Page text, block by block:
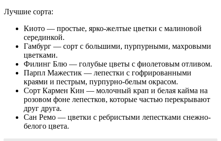
Лучшие сорта:
Киото — простые, ярко-желтые цветки с малиновой
серединкой.
Гамбург — сорт с большими, пурпурными, махровыми
цветками.
Филинг Блю — голубые цветы с фиолетовым отливом.
Парпл Мажестик — лепестки с гофрированными
краями и пестрым, пурпурно-белым окрасом.
Сорт Кармен Кин — молочный крап и белая кайма на
розовом фоне лепестков, которые частью перекрывают
друг друга.
Сан Ремо — цветки с ребристыми лепестками снежно-
белого цвета.